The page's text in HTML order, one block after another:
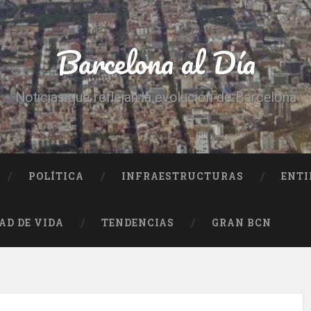
Barcelona al Día
Noticias que reflejan la evolución de Barcelona
POLÍTICA INFRAESTRUCTURAS
DE VIDA TENDENCIAS GRAN BCN